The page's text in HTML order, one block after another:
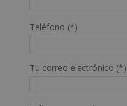
Teléfono (*)
Tu correo electrónico (*)